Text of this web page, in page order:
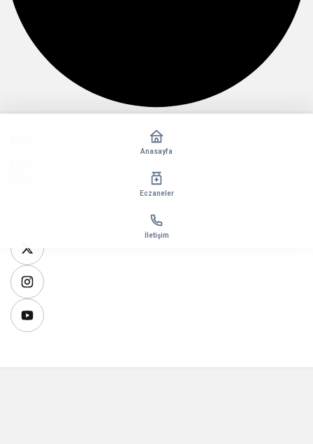
Anasayfa
Eczaneler
İletişim
© Telif Hakkı 2026, Tüm Hakları Saklıdır